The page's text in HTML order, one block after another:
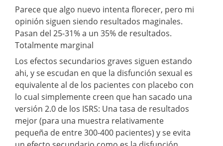
Parece que algo nuevo intenta florecer, pero mi
opinión siguen siendo resultados maginales.
Pasan del 25-31% a un 35% de resultados.
Totalmente marginal
Los efectos secundarios graves siguen estando
ahi, y se escudan en que la disfunción sexual es
equivalente al de los pacientes con placebo con
lo cual simplemente creen que han sacado una
versión 2.0 de los ISRS: Una tasa de resultados
mejor (para una muestra relativamente
pequeña de entre 300-400 pacientes) y se evita